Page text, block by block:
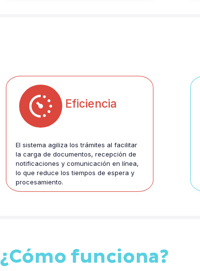
Eficiencia
El sistema agiliza los trámites al facilitar
la carga de documentos, recepción de
notificaciones y comunicación en línea,
lo que reduce los tiempos de espera y
procesamiento.
¿Cómo funciona?